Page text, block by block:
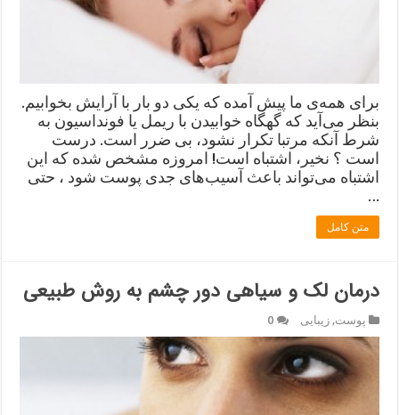
برای همه‌ی ما پیش آمده که یکی دو بار با آرایش بخوابیم.
بنظر می‌آید که گهگاه خوابیدن با ریمل یا فونداسیون به
شرط آنکه مرتبا تکرار نشود، بی ضرر است. درست
است ؟ نخیر، اشتباه است! امروزه مشخص شده که این
اشتباه می‌تواند باعث آسیب‌های جدی پوست شود ، حتی
…
متن کامل
درمان لک و سیاهی دور چشم به روش طبیعی
پوست,زیبایی 0